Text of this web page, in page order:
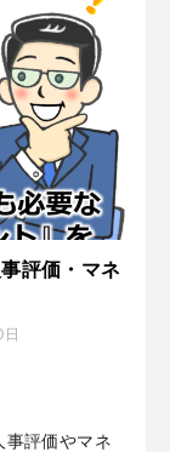
評価・マネ
事評価やマネ